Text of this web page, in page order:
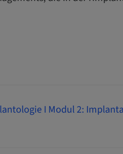
I Modul 2: